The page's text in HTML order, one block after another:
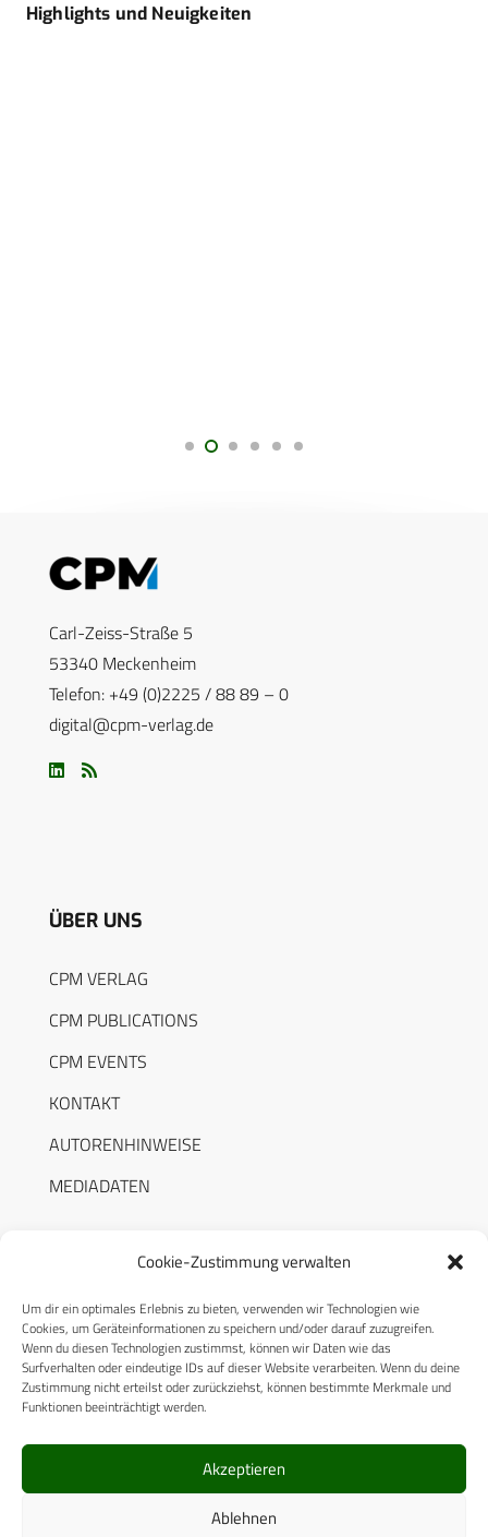
Cookie-Zustimmung verwalten
Um dir ein optimales Erlebnis zu bieten, verwenden wir Technologien wie
Cookies, um Geräteinformationen zu speichern und/oder darauf zuzugreifen.
Wenn du diesen Technologien zustimmst, können wir Daten wie das
Surfverhalten oder eindeutige IDs auf dieser Website verarbeiten. Wenn du deine
Zustimmung nicht erteilst oder zurückziehst, können bestimmte Merkmale und
Funktionen beeinträchtigt werden.
Akzeptieren
Ablehnen
Highlights und Neuigkeiten
Carl-Zeiss-Straße 5
53340 Meckenheim
Telefon: +49 (0)2225 / 88 89 – 0
digital@cpm-verlag.de
ÜBER UNS
CPM VERLAG
CPM PUBLICATIONS
CPM EVENTS
KONTAKT
AUTORENHINWEISE
MEDIADATEN
RECHTLICHES
Datenschutzerklärung
Cookie-Richtlinie (EU)